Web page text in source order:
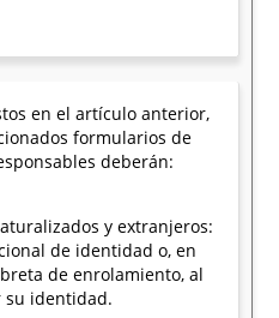
en el artículo anterior,
formularios de
deberán:
y extranjeros:
de identidad o, en
de enrolamiento, al
su identidad.